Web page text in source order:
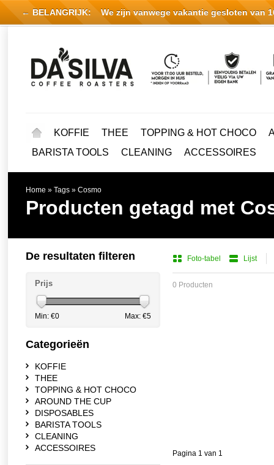
KOFFIE THEE TOPPING & HOT CHOCO
BARISTA TOOLS
CLEANING ACCESSOIRES
Home » Tags » Cosmo
Producten getagd met
Foto-tabel Lijst
0 Producten
Pagina 1 van 1
De resultaten filteren
Prijs
Min: €0 Max: €5
Categorieën
KOFFIE
THEE
TOPPING & HOT CHOCO
AROUND THE CUP
DISPOSABLES
BARISTA TOOLS
CLEANING
ACCESSOIRES
← BELANGRIJK: We zijn vanwege vakantie gesloten van